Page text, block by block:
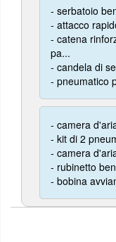
- serbatoio
- attacco
- catena
pa...
- candela di
- pneumatico
- camera
- kit di 2
- camera
- rubinetto
- bobina